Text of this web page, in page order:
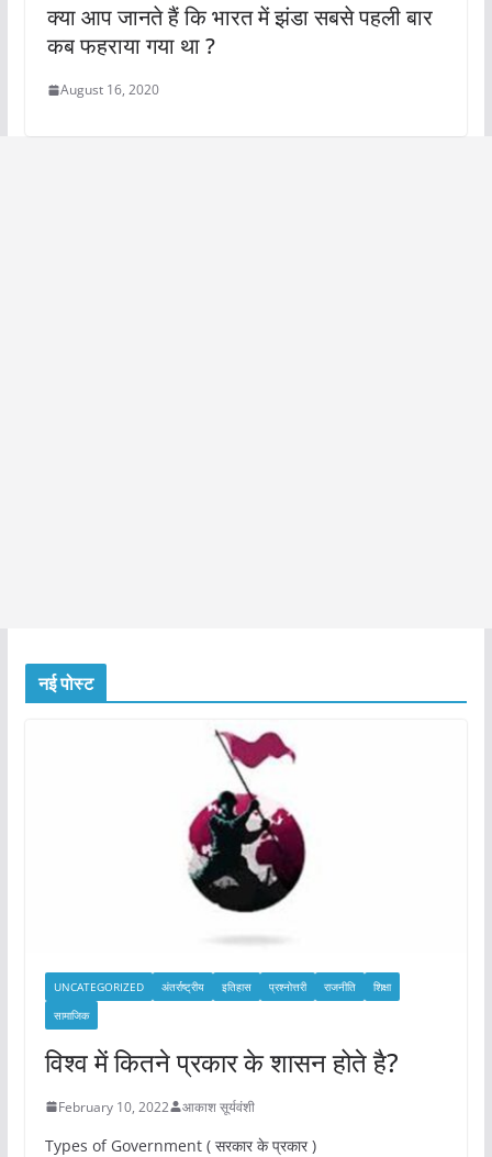
क्या आप जानते हैं कि भारत में झंडा सबसे पहली बार
कब फहराया गया था ?
August 16, 2020
नई पोस्ट
UNCATEGORIZED अंतर्राष्ट्रीय इतिहास प्रश्नोत्तरी राजनीति
शिक्षा
सामाजिक
विश्व में कितने प्रकार के शासन होते है?
February 10, 2022 आकाश सूर्यवंशी
Types of Government ( सरकार के प्रकार )